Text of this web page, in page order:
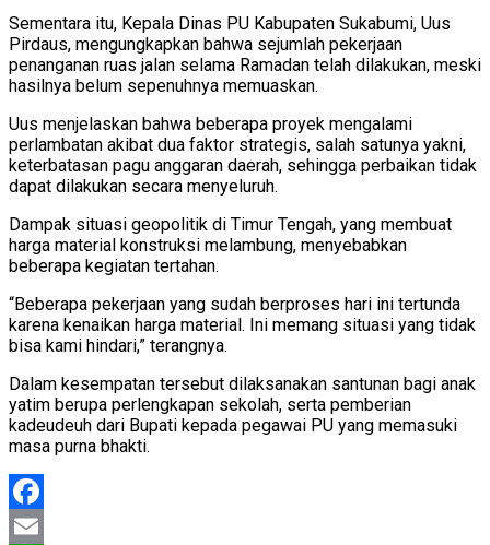
Sementara itu, Kepala Dinas PU Kabupaten Sukabumi, Uus
Pirdaus, mengungkapkan bahwa sejumlah pekerjaan
penanganan ruas jalan selama Ramadan telah dilakukan, meski
hasilnya belum sepenuhnya memuaskan.
Uus menjelaskan bahwa beberapa proyek mengalami
perlambatan akibat dua faktor strategis, salah satunya yakni,
keterbatasan pagu anggaran daerah, sehingga perbaikan tidak
dapat dilakukan secara menyeluruh.
Dampak situasi geopolitik di Timur Tengah, yang membuat
harga material konstruksi melambung, menyebabkan
beberapa kegiatan tertahan.
“Beberapa pekerjaan yang sudah berproses hari ini tertunda
karena kenaikan harga material. Ini memang situasi yang tidak
bisa kami hindari,” terangnya.
Dalam kesempatan tersebut dilaksanakan santunan bagi anak
yatim berupa perlengkapan sekolah, serta pemberian
kadeudeuh dari Bupati kepada pegawai PU yang memasuki
masa purna bhakti.
Facebook